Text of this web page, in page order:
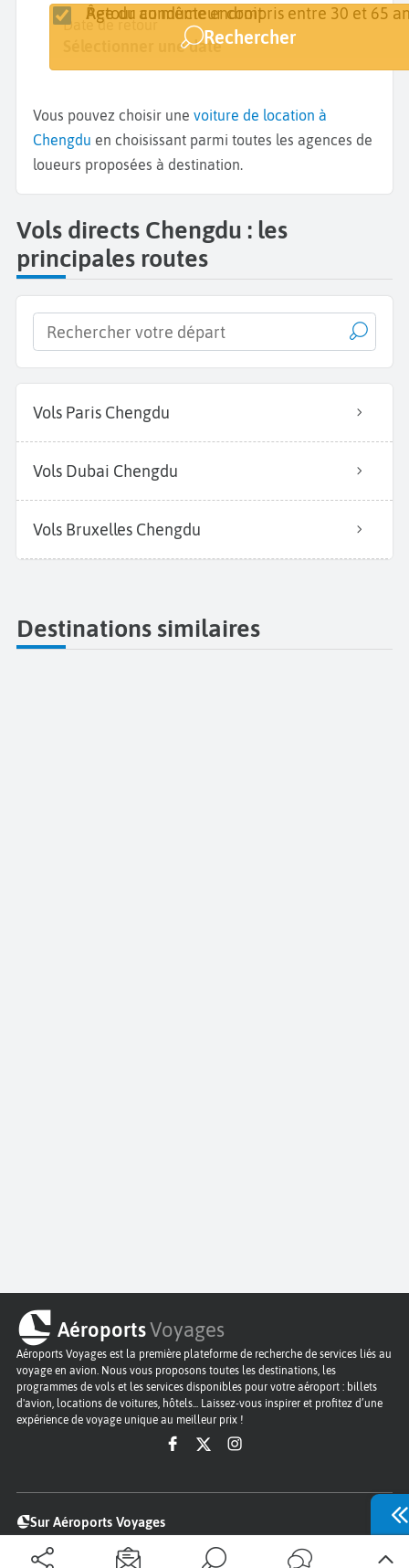
Lieu de retrait
Date de retrait
Sélectionner une date
Date de retour
Sélectionner une date
Retour au même endroit
Âge du conducteur compris entre 30 et 65
Rechercher
Vous pouvez choisir une voiture de location à
Chengdu en choisissant parmi toutes les agences de
loueurs proposées à destination.
Vols directs Chengdu : les
principales routes
Vols Paris Chengdu
Vols Dubai Chengdu
Vols Bruxelles Chengdu
Destinations similaires
AéroportsVoyages
Aéroports Voyages est la première plateforme de recherche de services liés au
voyage en avion. Nous vous proposons toutes les destinations, les
programmes de vols et les services disponibles pour votre aéroport : billets
d'avion, locations de voitures, hôtels... Laissez-vous inspirer et profitez d’une
expérience de voyage unique au meilleur prix !
Sur Aéroports Voyages